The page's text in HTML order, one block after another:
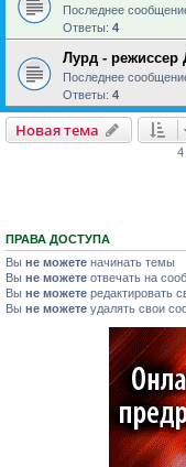
Последнее
Ответы: 4
Лурд - режиссер
Последнее
Ответы: 4
Новая тема
4
ПРАВА ДОСТУПА
Вы не можете начинать темы
Вы не можете отвечать на
Вы не можете редактировать
Вы не можете удалять свои